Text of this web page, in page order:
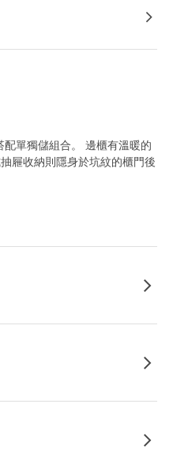
配單獨儲組合。 邊櫃有溫暖的
屜收納則隱身於坑紋的櫃門後